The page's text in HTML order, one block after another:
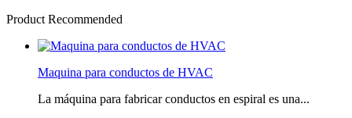
Product Recommended
Maquina para conductos de HVAC
La máquina para fabricar conductos en espiral es una...